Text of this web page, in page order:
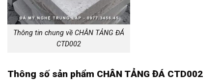
Thông tin chung về CHÂN TẢNG ĐÁ
CTD002
Thông số sản phẩm CHÂN TẢNG ĐÁ CTD002